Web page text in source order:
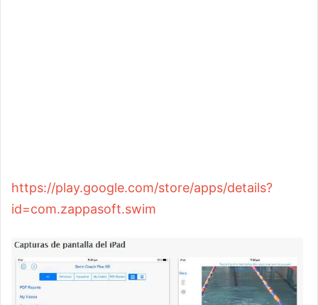
https://play.google.com/store/apps/details?
id=com.zappasoft.swim